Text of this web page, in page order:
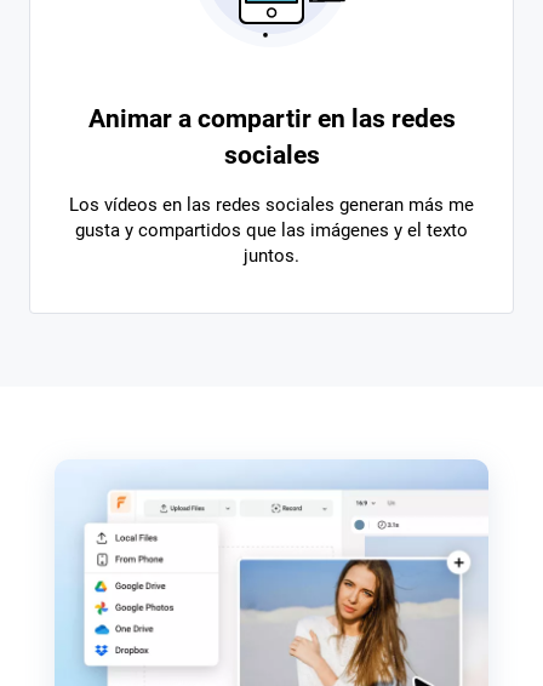
Animar a compartir en las redes
sociales
Los vídeos en las redes sociales generan más me
gusta y compartidos que las imágenes y el texto
juntos.